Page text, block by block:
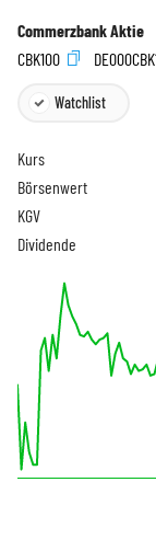
Commerzbank Aktie
CBK100
Watchlist
Kurs
Börsenwert
KGV
Dividende